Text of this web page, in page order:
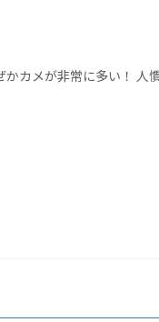
カメが非常に多い！ 人